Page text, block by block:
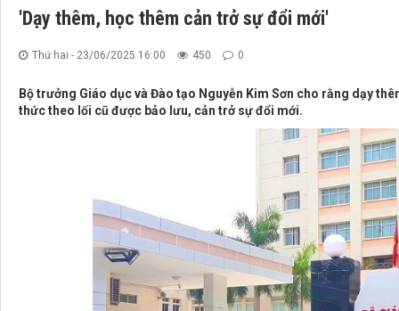
'Dạy thêm, học thêm cản trở sự đổi mới'
Thứ hai - 23/06/2025 16:00 450 0
Bộ trưởng Giáo dục và Đào tạo Nguyễn Kim Sơn cho rằng dạy
thức theo lối cũ được bảo lưu, cản trở sự đổi mới.